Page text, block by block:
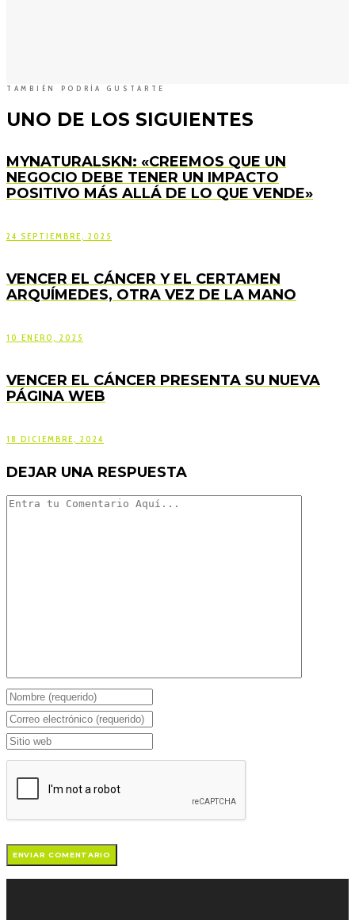
TAMBIÉN PODRÍA GUSTARTE
UNO DE LOS SIGUIENTES
MYNATURALSKN: «CREEMOS QUE UN
NEGOCIO DEBE TENER UN IMPACTO
POSITIVO MÁS ALLÁ DE LO QUE VENDE»
24 SEPTIEMBRE, 2025
VENCER EL CÁNCER Y EL CERTAMEN
ARQUÍMEDES, OTRA VEZ DE LA MANO
10 ENERO, 2025
VENCER EL CÁNCER PRESENTA SU NUEVA
PÁGINA WEB
18 DICIEMBRE, 2024
DEJAR UNA RESPUESTA